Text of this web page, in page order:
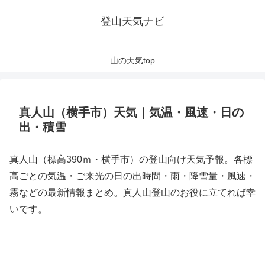
登山天気ナビ
山の天気top
真人山（横手市）天気｜気温・風速・日の
出・積雪
真人山（標高390ｍ・横手市）の登山向け天気予報。各標
高ごとの気温・ご来光の日の出時間・雨・降雪量・風速・
霧などの最新情報まとめ。真人山登山のお役に立てれば幸
いです。